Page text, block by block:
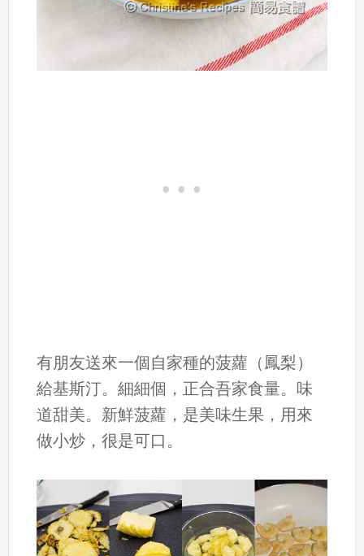
有朋友送來一個自家種的菠蘿（鳳梨）
給基斯汀。細細個，正合吾家食量。味
道甜美。新鮮菠蘿，是美味生果，用來
做小炒，很是可口。